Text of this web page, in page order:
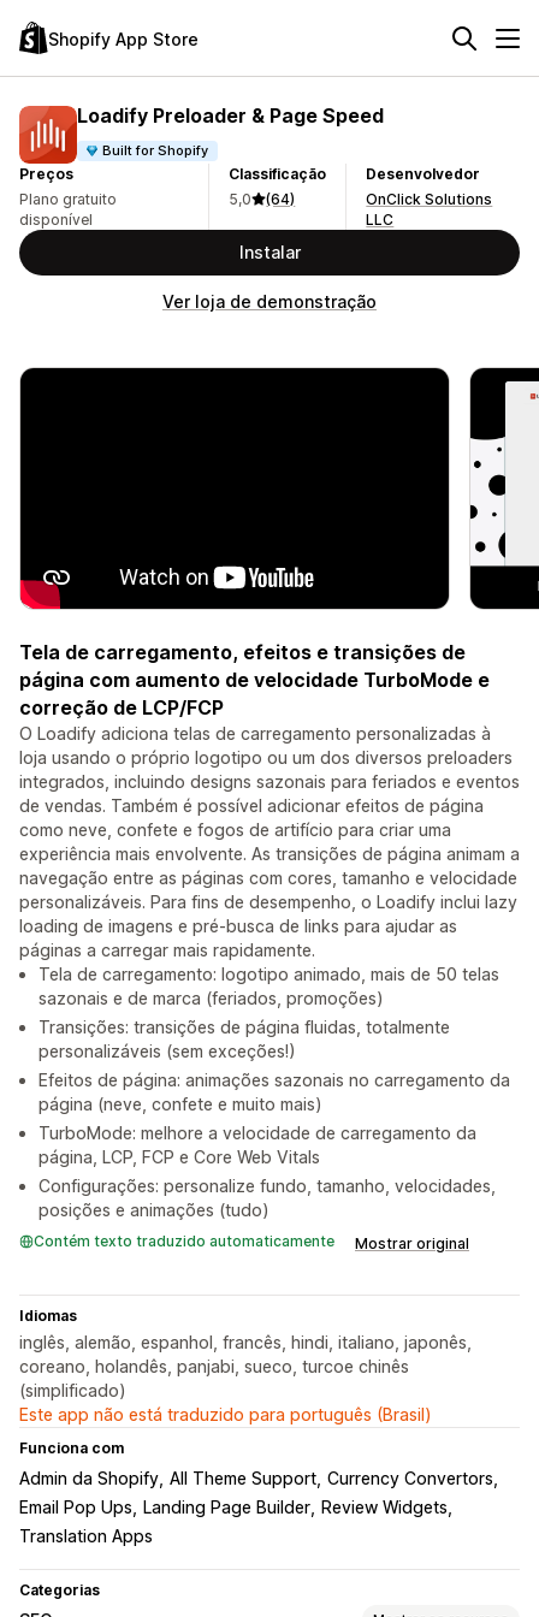
Shopify App Store
Loadify Preloader & Page Speed
Built for Shopify
Preços
Plano gratuito
disponível
Classificação
5,0
(64)
Desenvolvedor
OnClick Solutions
LLC
Instalar
Ver loja de demonstração
Tela de carregamento, efeitos e transições de
página com aumento de velocidade TurboMode e
correção de LCP/FCP
O Loadify adiciona telas de carregamento personalizadas à
loja usando o próprio logotipo ou um dos diversos preloaders
integrados, incluindo designs sazonais para feriados e eventos
de vendas. Também é possível adicionar efeitos de página
como neve, confete e fogos de artifício para criar uma
experiência mais envolvente. As transições de página animam a
navegação entre as páginas com cores, tamanho e velocidade
personalizáveis. Para fins de desempenho, o Loadify inclui lazy
loading de imagens e pré-busca de links para ajudar as
páginas a carregar mais rapidamente.
Tela de carregamento: logotipo animado, mais de 50 telas
sazonais e de marca (feriados, promoções)
Transições: transições de página fluidas, totalmente
personalizáveis (sem exceções!)
Efeitos de página: animações sazonais no carregamento da
página (neve, confete e muito mais)
TurboMode: melhore a velocidade de carregamento da
página, LCP, FCP e Core Web Vitals
Configurações: personalize fundo, tamanho, velocidades,
posições e animações (tudo)
Contém texto traduzido automaticamente Mostrar original
Idiomas
inglês, alemão, espanhol, francês, hindi, italiano, japonês,
coreano, holandês, panjabi, sueco, turcoe chinês
(simplificado)
Este app não está traduzido para português (Brasil)
Funciona com
Admin da Shopify All Theme Support Currency Convertors
Email Pop Ups
Landing Page Builder
Review Widgets
Translation Apps
Categorias